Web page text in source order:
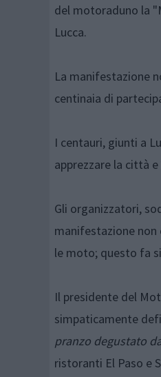
del motoraduno la
Lucca.
La manifestazione
centinaia di
I centauri, giunti a
apprezzare la città
Gli organizzatori,
manifestazione
le moto; questo fa
Il presidente del
simpaticamente
pranzo degustato
ristoranti El Paso e